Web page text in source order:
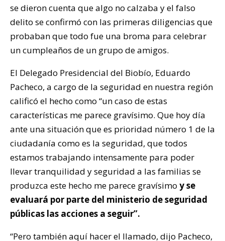
se dieron cuenta que algo no calzaba y el falso
delito se confirmó con las primeras diligencias que
probaban que todo fue una broma para celebrar
un cumpleaños de un grupo de amigos.
El Delegado Presidencial del Biobío, Eduardo
Pacheco, a cargo de la seguridad en nuestra región
calificó el hecho como “un caso de estas
características me parece gravísimo. Que hoy día
ante una situación que es prioridad número 1 de la
ciudadanía como es la seguridad, que todos
estamos trabajando intensamente para poder
llevar tranquilidad y seguridad a las familias se
produzca este hecho me parece gravísimo y se
evaluará por parte del ministerio de seguridad
públicas las acciones a seguir”.
“Pero también aquí hacer el llamado, dijo Pacheco,